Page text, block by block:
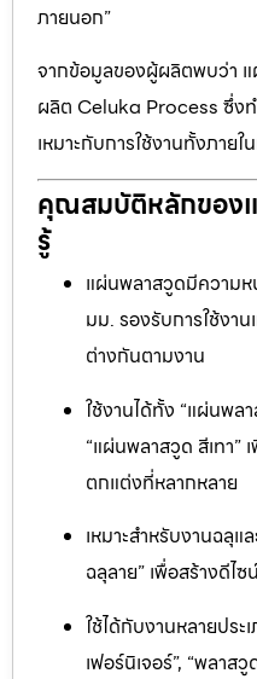
ภายนอก”
จากข้อมูลของผู้ผลิตพบว่า
ผลิต Celuka Process ซึ่ง
เหมาะกับการใช้งานทั้งภาย
คุณสมบัติหลักของ
รู้
แผ่นพลาสวูดมีความ
มม. รองรับการใช้งา
ต่างกันตามงาน
ใช้งานได้ทั้ง “แผ่นพล
“แผ่นพลาสวูด สีเทา”
ตกแต่งที่หลากหลาย
เหมาะสำหรับงานฉลุ
ฉลุลาย” เพื่อสร้างดีไ
ใช้ได้กับงานหลายประ
เฟอร์นิเจอร์”, “พลาส